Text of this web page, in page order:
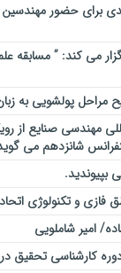
برای حضور
می کند: ” مسابقه
پولشویی به
بپیوندید.
اتحادیه اروپا/ ۹-۱۳
امیر شاملویی
دوره کارشناسی تحقیق